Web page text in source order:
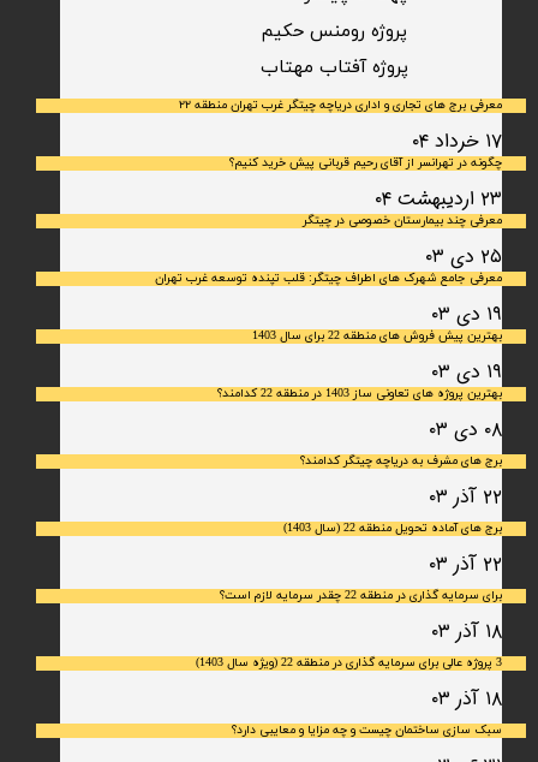
معرفی برج های تجاری و اداری دریاچه چیتگر غرب تهران منطقه ۲۲
۱۷ خرداد ۰۴
چگونه در تهرانسر از آقای رحیم قربانی پیش خرید کنیم؟
۲۳ اردیبهشت ۰۴
معرفی چند بیمارستان خصوصی در چیتگر
۲۵ دی ۰۳
معرفی جامع شهرک‌ های اطراف چیتگر: قلب تپنده توسعه غرب تهران
۱۹ دی ۰۳
بهترین پیش فروش های منطقه 22 برای سال 1403
۱۹ دی ۰۳
بهترین پروژه های تعاونی ساز 1403 در منطقه 22 کدامند؟
۰۸ دی ۰۳
برج های مشرف به دریاچه چیتگر کدامند؟
۲۲ آذر ۰۳
برج های آماده تحویل منطقه 22 (سال 1403)
۲۲ آذر ۰۳
برای سرمایه‌ گذاری در منطقه 22 چقدر سرمایه لازم است؟
۱۸ آذر ۰۳
3 پروژه عالی برای سرمایه گذاری در منطقه 22 (ویژه سال 1403)
۱۸ آذر ۰۳
سبک سازی ساختمان چیست و چه مزایا و معایبی دارد؟
​پروژه آفتاب مهتاب
پروژه رومنس حکیم